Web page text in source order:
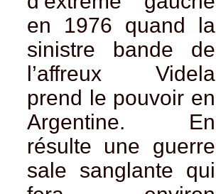
en 1976 quand la
sinistre bande de
l’affreux Videla
prend le pouvoir en
Argentine. En
résulte une guerre
sale sanglante qui